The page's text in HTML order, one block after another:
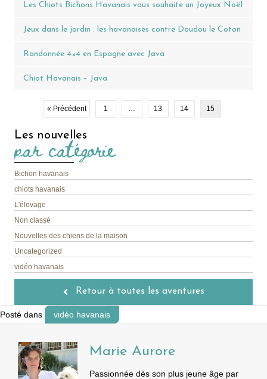
Les Chiots Bichons Havanais vous souhaite un Joyeux Noël
Jeux dans le jardin : les havanaises contre Doudou le Coton
Randonnée 4×4 en Espagne avec Java
Chiot Havanais – Java
« Précédent 1 … 13 14 15
Les nouvelles
par catégorie
Bichon havanais
chiots havanais
L'élevage
Non classé
Nouvelles des chiens de la maison
Uncategorized
vidéo havanais
Retour à toutes les aventures
Posté dans vidéo havanais
Marie Aurore
Passionnée dès son plus jeune âge par